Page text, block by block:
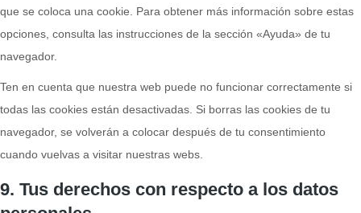
que se coloca una cookie. Para obtener más información sobre estas
opciones, consulta las instrucciones de la sección «Ayuda» de tu
navegador.
Ten en cuenta que nuestra web puede no funcionar correctamente si
todas las cookies están desactivadas. Si borras las cookies de tu
navegador, se volverán a colocar después de tu consentimiento
cuando vuelvas a visitar nuestras webs.
9. Tus derechos con respecto a los datos